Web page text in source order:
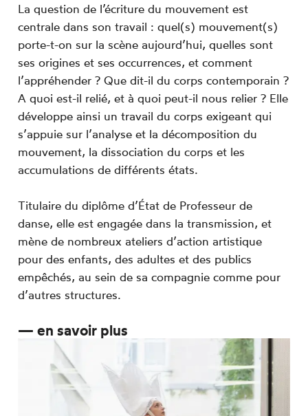
La question de l’écriture du mouvement est
centrale dans son travail : quel(s) mouvement(s)
porte-t-on sur la scène aujourd’hui, quelles sont
ses origines et ses occurrences, et comment
l’appréhender ? Que dit-il du corps contemporain ?
A quoi est-il relié, et à quoi peut-il nous relier ? Elle
développe ainsi un travail du corps exigeant qui
s’appuie sur l’analyse et la décomposition du
mouvement, la dissociation du corps et les
accumulations de différents états.
Titulaire du diplôme d’État de Professeur de
danse, elle est engagée dans la transmission, et
mène de nombreux ateliers d’action artistique
pour des enfants, des adultes et des publics
empêchés, au sein de sa compagnie comme pour
d’autres structures.
— en savoir plus